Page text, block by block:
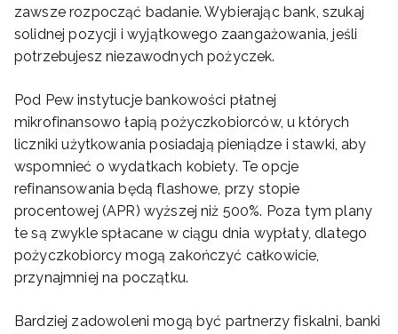
zawsze rozpocząć badanie. Wybierając bank, szukaj
solidnej pozycji i wyjątkowego zaangażowania, jeśli
potrzebujesz niezawodnych pożyczek.
Pod Pew instytucje bankowości płatnej
mikrofinansowo łapią pożyczkobiorców, u których
liczniki użytkowania posiadają pieniądze i stawki, aby
wspomnieć o wydatkach kobiety. Te opcje
refinansowania będą flashowe, przy stopie
procentowej (APR) wyższej niż 500%. Poza tym plany
te są zwykle spłacane w ciągu dnia wypłaty, dlatego
pożyczkobiorcy mogą zakończyć całkowicie,
przynajmniej na początku.
Bardziej zadowoleni mogą być partnerzy fiskalni, banki